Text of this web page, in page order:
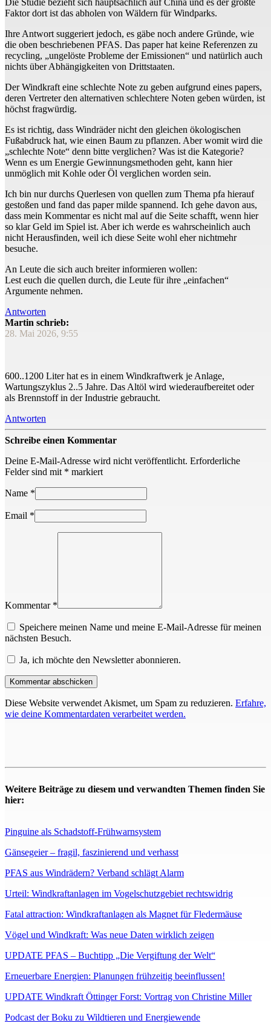
Faktor dort ist das abholen von Wäldern für Windparks.
Ihre Antwort suggeriert jedoch, es gäbe noch andere Gründe, wie
die oben beschriebenen PFAS. Das paper hat keine Referenzen zu
recycling, „ungelöste Probleme der Emissionen“ und natürlich auch
nichts über Abhängigkeiten von Drittstaaten.
Der Windkraft eine schlechte Note zu geben aufgrund eines papers,
deren Vertreter den alternativen schlechtere Noten geben würden, ist
höchst fragwürdig.
Es ist richtig, dass Windräder nicht den gleichen ökologischen
Fußabdruck hat, wie einen Baum zu pflanzen. Aber womit wird die
„schlechte Note“ denn bitte verglichen? Was ist die Kategorie?
Wenn es um Energie Gewinnungsmethoden geht, kann hier
unmöglich mit Kohle oder Öl verglichen worden sein.
Ich bin nur durchs Querlesen von quellen zum Thema pfa hierauf
gestoßen und fand das paper milde spannend. Ich gehe davon aus,
dass mein Kommentar es nicht mal auf die Seite schafft, wenn hier
so klar Geld im Spiel ist. Aber ich werde es wahrscheinlich auch
nicht Herausfinden, weil ich diese Seite wohl eher nichtmehr
besuche.
An Leute die sich auch breiter informieren wollen:
Lest euch die quellen durch, die Leute für ihre „einfachen“
Argumente nehmen.
Antworten
Martin schrieb:
28. Mai 2026, 9:55
600..1200 Liter hat es in einem Windkraftwerk je Anlage,
Wartungszyklus 2..5 Jahre. Das Altöl wird wiederaufbereitet oder
als Brennstoff in der Industrie gebraucht.
Antworten
Schreibe einen Kommentar
Deine E-Mail-Adresse wird nicht veröffentlicht. Erforderliche
Felder sind mit * markiert
Name *
Email *
Kommentar *
Speichere meinen Name und meine E-Mail-Adresse für meinen
nächsten Besuch.
Ja, ich möchte den Newsletter abonnieren.
Diese Website verwendet Akismet, um Spam zu reduzieren. Erfahre,
wie deine Kommentardaten verarbeitet werden.
Weitere Beiträge zu diesem und verwandten Themen finden Sie
hier:
Pinguine als Schadstoff-Frühwarnsystem
Gänsegeier – fragil, faszinierend und verhasst
PFAS aus Windrädern? Verband schlägt Alarm
Urteil: Windkraftanlagen im Vogelschutzgebiet rechtswidrig
Fatal attraction: Windkraftanlagen als Magnet für Fledermäuse
Vögel und Windkraft: Was neue Daten wirklich zeigen
UPDATE PFAS – Buchtipp „Die Vergiftung der Welt“
Erneuerbare Energien: Planungen frühzeitig beeinflussen!
UPDATE Windkraft Öttinger Forst: Vortrag von Christine Miller
Podcast der Boku zu Wildtieren und Energiewende